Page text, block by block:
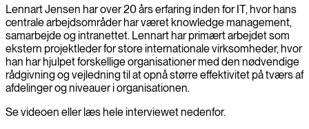
Lennart Jensen har over 20 års erfaring inden for IT, hvor hans
centrale arbejdsområder har været knowledge management,
samarbejde og intranettet. Lennart har primært arbejdet som
ekstern projektleder for store internationale virksomheder, hvor
han har hjulpet forskellige organisationer med den nødvendige
rådgivning og vejledning til at opnå større effektivitet på tværs af
afdelinger og niveauer i organisationen.
Se videoen eller læs hele interviewet nedenfor.